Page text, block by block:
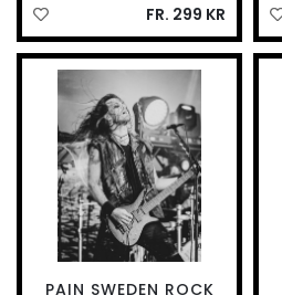
FR. 299 KR
PAIN SWEDEN ROCK